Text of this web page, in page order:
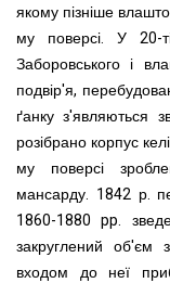
якому пізніше
му поверсі.
У 20-
Заборовського і
подвір'я,
ґанку з'являються
розібрано корпус
му поверсі
мансарду. 1842 р.
1860-1880 pp.
закруглений об'єм
входом до неї